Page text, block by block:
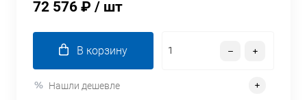
72 576 ₽ / шт
В корзину
Нашли дешевле